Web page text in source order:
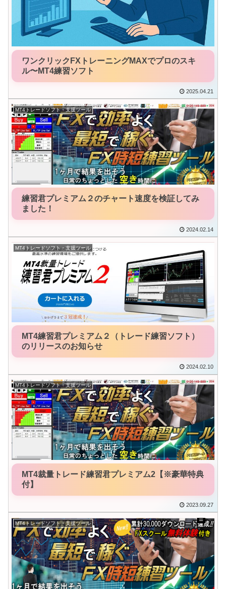
ワンクリックFXトレーニングMAXでプロのスキ
ル〜MT4練習ソフト
2025.04.21
MT4トレードソフト・支援ツール
練習君プレミアム２のチャート速度を検証してみ
ました！
2024.02.14
MT4トレードソフト・支援ツール
MT4練習君プレミアム２（トレード練習ソフト）
のリリースのお知らせ
2024.02.10
MT4トレードソフト・支援ツール
MT4裁量トレード練習君プレミアム2【※豪華特典
付】
2023.09.27
MT4トレードソフト・支援ツール